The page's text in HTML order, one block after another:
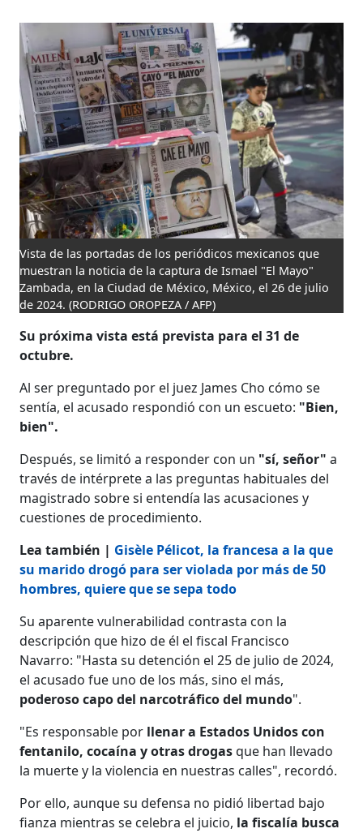
Vista de las portadas de los periódicos mexicanos que
muestran la noticia de la captura de Ismael "El Mayo"
Zambada, en la Ciudad de México, México, el 26 de julio
de 2024. (RODRIGO OROPEZA / AFP)
Su próxima vista está prevista para el 31 de
octubre.
Al ser preguntado por el juez James Cho cómo se
sentía, el acusado respondió con un escueto: "Bien,
bien".
Después, se limitó a responder con un "sí, señor"a
través de intérprete a las preguntas habituales del
magistrado sobre si entendía las acusaciones y
cuestiones de procedimiento.
Lea también | Gisèle Pélicot, la francesa a la que
su marido drogó para ser violada por más de 50
hombres, quiere que se sepa todo
Su aparente vulnerabilidad contrasta con la
descripción que hizo de él el fiscal Francisco
Navarro: "Hasta su detención el 25 de julio de 2024,
el acusado fue uno de los más, sino el más,
poderoso capo del narcotráfico del mundo".
"Es responsable por llenar a Estados Unidos con
fentanilo, cocaína y otras drogasque han llevado
la muerte y la violencia en nuestras calles", recordó.
Por ello, aunque su defensa no pidió libertad bajo
fianza mientras se celebra el juicio, la fiscalía busca